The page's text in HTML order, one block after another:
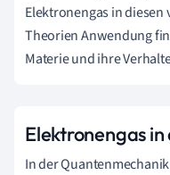
Elektronengas in
Theorien Anwendung
Materie und ihre
Elektronengas
In der